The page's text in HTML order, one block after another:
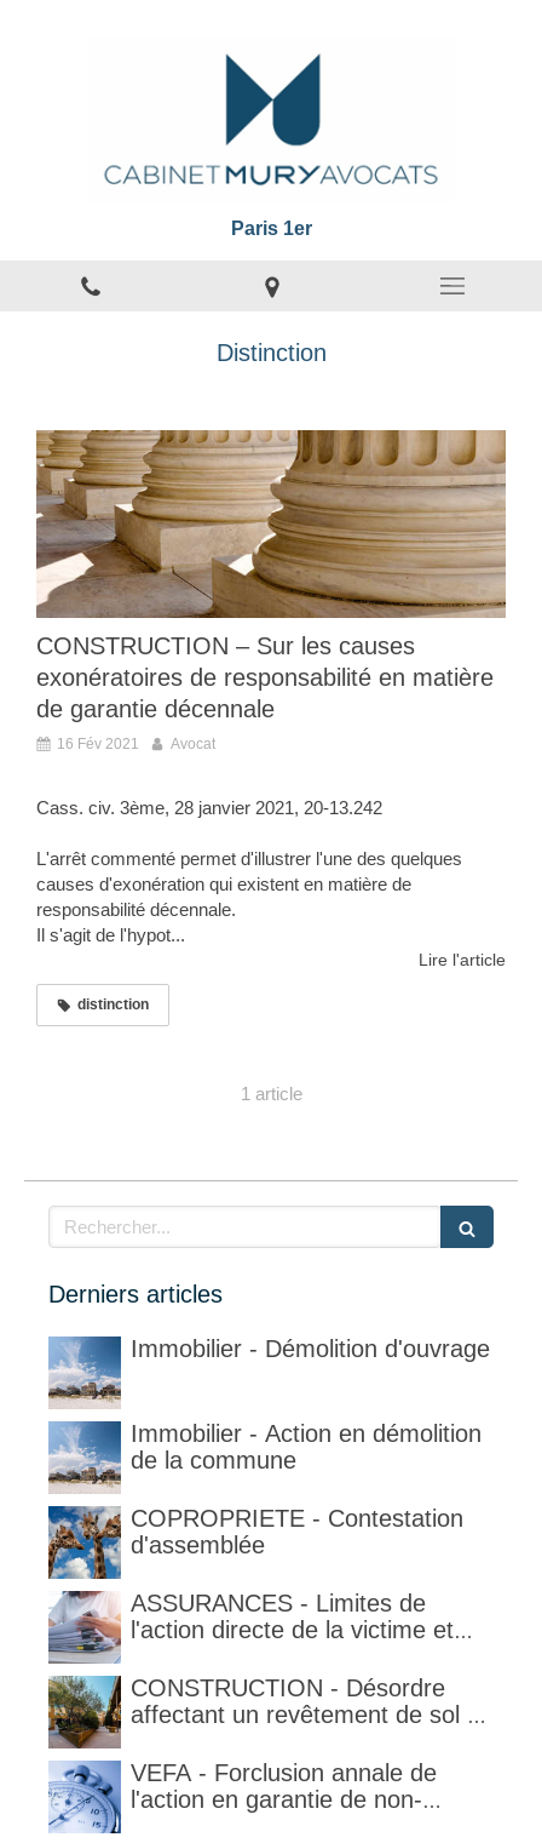
Paris 1er
Distinction
CONSTRUCTION – Sur les causes
exonératoires de responsabilité en matière
de garantie décennale
16 Fév 2021 Avocat
Cass. civ. 3ème, 28 janvier 2021, 20-13.242
L'arrêt commenté permet d'illustrer l'une des quelques
causes d'exonération qui existent en matière de
responsabilité décennale.
Il s'agit de l'hypot...
Lire l'article
distinction
1 article
Rechercher
Derniers articles
Immobilier - Démolition d'ouvrage
Immobilier - Action en démolition
de la commune
COPROPRIETE - Contestation
d'assemblée
ASSURANCES - Limites de
l'action directe de la victime et
délimitant l'étendue temporelle de
la garantie en condition de la
CONSTRUCTION - Désordre
affectant un revêtement de sol et
VEFA - Forclusion annale de
l'action en garantie de non-